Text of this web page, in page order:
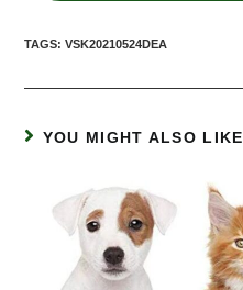
TAGS:VSK20210524DEA
YOU MIGHT ALSO LIKE